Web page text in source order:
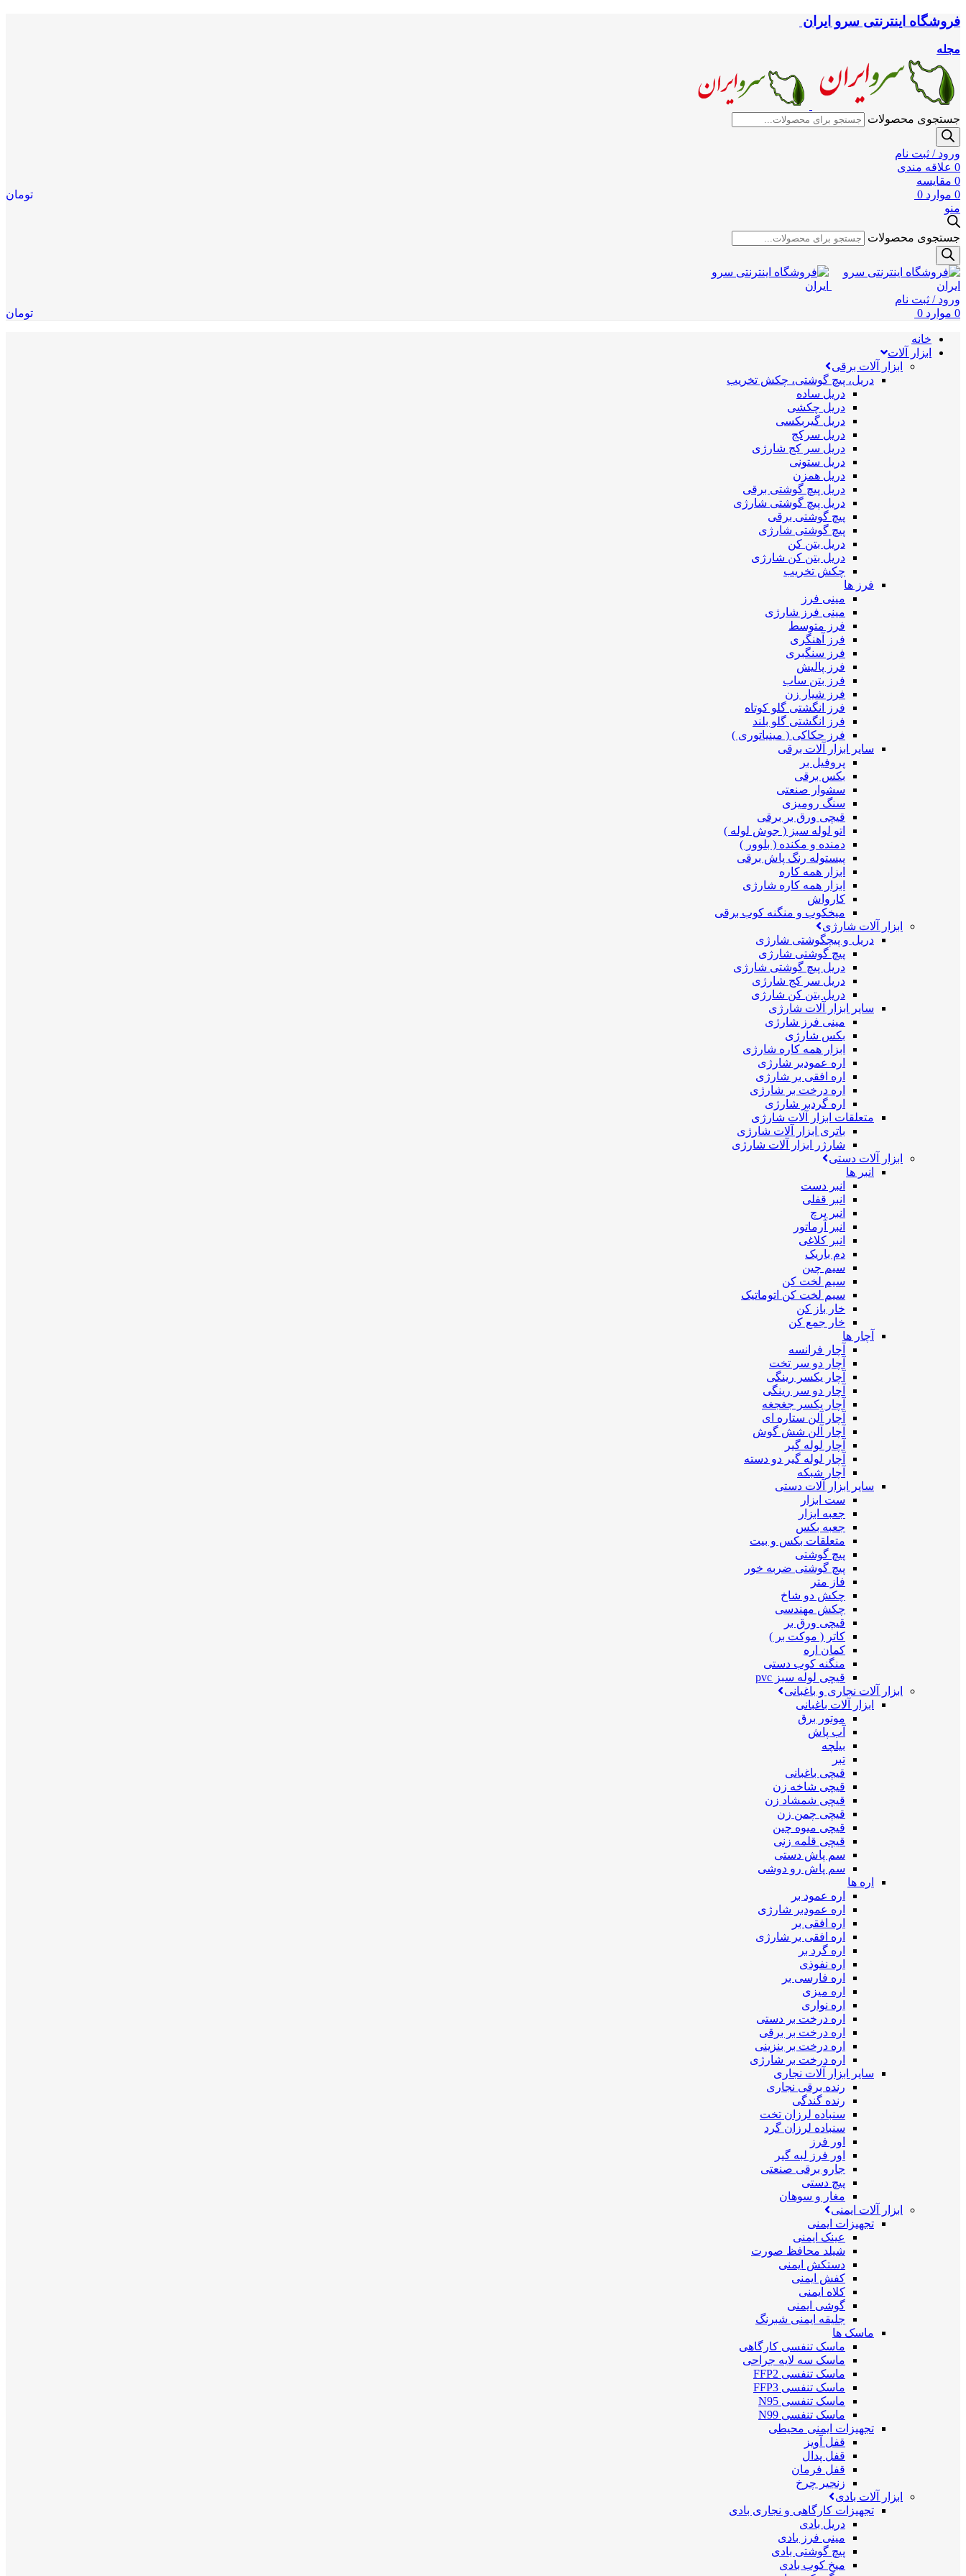
فروشگاه اینترنتی سرو ایران
مجله
جستجوی محصولات
ورود / ثبت نام
0 علاقه مندی
0 مقایسه
0 موارد 0
تومان
منو
جستجوی محصولات
ورود / ثبت نام
0 موارد 0 تومان
خانه
ابزار آلات
ابزار آلات برقی
دریل، پیچ گوشتی، چکش تخریب
دریل ساده
دریل چکشی
دریل گیربکسی
دریل سرکج
دریل سر کج شارژی
دریل ستونی
دریل همزن
دریل پیچ گوشتی برقی
دریل پیچ گوشتی شارژی
پیچ گوشتی برقی
پیچ گوشتی شارژی
دریل بتن کن
دریل بتن کن شارژی
چکش تخریب
فرز ها
مینی فرز
مینی فرز شارژی
فرز متوسط
فرز آهنگری
فرز سنگبری
فرز پالیش
فرز بتن ساب
فرز شیار زن
فرز انگشتی گلو کوتاه
فرز انگشتی گلو بلند
فرز حکاکی ( مینیاتوری )
سایر ابزار آلات برقی
پروفیل بر
بکس برقی
سشوار صنعتی
سنگ رومیزی
قیچی ورق بر برقی
اتو لوله سبز ( جوش لوله )
دمنده و مکنده ( بلوور )
پیستوله رنگ پاش برقی
ابزار همه کاره
ابزار همه کاره شارژی
کارواش
میخکوب و منگنه کوب برقی
ابزار آلات شارژی
دریل و پیچگوشتی شارژی
پیچ گوشتی شارژی
دریل پیچ گوشتی شارژی
دریل سر کج شارژی
دریل بتن کن شارژی
سایر ابزار آلات شارژی
مینی فرز شارژی
بکس شارژی
ابزار همه کاره شارژی
اره عمودبر شارژی
اره افقی بر شارژی
اره درخت بر شارژی
اره گردبر شارژی
متعلقات ابزار آلات شارژی
باتری ابزار آلات شارژی
شارژر ابزار آلات شارژی
ابزار آلات دستی
انبر ها
انبر دست
انبر قفلی
انبر پرچ
انبر آرماتور
انبر کلاغی
دم باریک
سیم چین
سیم لخت کن
سیم لخت کن اتوماتیک
خار باز کن
خار جمع کن
آچار ها
آچار فرانسه
آچار دو سر تخت
آچار یکسر رینگی
آچار دو سر رینگی
آچار یکسر جغجغه
آچار آلن ستاره ای
آچار آلن شش گوش
آچار لوله گیر
آچار لوله گیر دو دسته
آچار شبکه
سایر ابزار آلات دستی
ست ابزار
جعبه ابزار
جعبه بکس
متعلقات بکس و بیت
پیچ گوشتی
پیچ گوشتی ضربه خور
فاز متر
چکش دو شاخ
چکش مهندسی
قیچی ورق بر
کاتر ( موکت بر )
کمان اره
منگنه کوب دستی
قیچی لوله سبز pvc
ابزار آلات نجاری و باغبانی
ابزار آلات باغبانی
موتور برق
آب پاش
بیلچه
تبر
قیچی باغبانی
قیچی شاخه زن
قیچی شمشاد زن
قیچی چمن زن
قیچی میوه چین
قیچی قلمه زنی
سم پاش دستی
سم پاش رو دوشی
اره ها
اره عمود بر
اره عمودبر شارژی
اره افقی بر
اره افقی بر شارژی
اره گرد بر
اره نفوذی
اره فارسی بر
اره میزی
اره نواری
اره درخت بر دستی
اره درخت بر برقی
اره درخت بر بنزینی
اره درخت بر شارژی
سایر ابزار آلات نجاری
رنده برقی نجاری
رنده گندگی
سنباده لرزان تخت
سنباده لرزان گرد
اور فرز
اور فرز لبه گیر
جارو برقی صنعتی
پیچ دستی
مغار و سوهان
ابزار آلات ایمنی
تجهیزات ایمنی
عینک ایمنی
شیلد محافظ صورت
دستکش ایمنی
کفش ایمنی
کلاه ایمنی
گوشی ایمنی
جلیقه ایمنی شبرنگ
ماسک ها
ماسک تنفسی کارگاهی
ماسک سه لایه جراحی
ماسک تنفسی FFP2
ماسک تنفسی FFP3
ماسک تنفسی N95
ماسک تنفسی N99
تجهیزات ایمنی محیطی
قفل آویز
قفل پدال
قفل فرمان
زنجیر چرخ
ابزار آلات بادی
تجهیزات کارگاهی و نجاری بادی
دریل بادی
مینی فرز بادی
پیچ گوشتی بادی
میخ کوب بادی